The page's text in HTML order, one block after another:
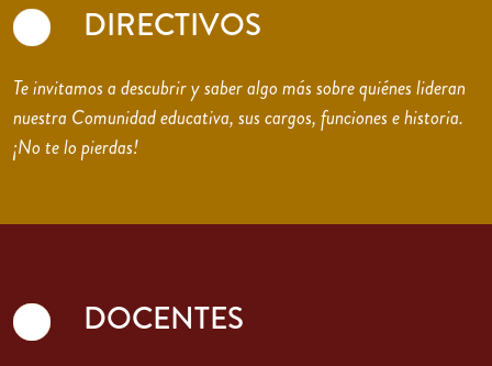
DIRECTIVOS
Te invitamos a descubrir y saber algo más sobre quiénes lideran
nuestra Comunidad educativa, sus cargos, funciones e historia.
¡No te lo pierdas!
DOCENTES